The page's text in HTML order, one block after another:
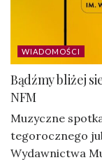
WIADOMOŚCI
Bądźmy bliżej
NFM
Muzyczne
tegorocznego
Wydawnictwa